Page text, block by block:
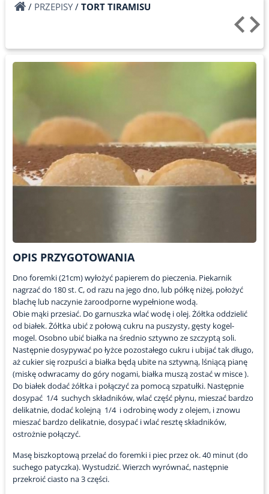
/ PRZEPISY/ TORT TIRAMISU
OPIS PRZYGOTOWANIA
Dno foremki (21cm) wyłożyć papierem do pieczenia. Piekarnik
nagrzać do 180 st. C, od razu na jego dno, lub półkę niżej, położyć
blachę lub naczynie żaroodporne wypełnione wodą.
Obie mąki przesiać. Do garnuszka wlać wodę i olej. Żółtka oddzielić
od białek. Żółtka ubić z połową cukru na puszysty, gęsty kogel-
mogel. Osobno ubić białka na średnio sztywno ze szczyptą soli.
Następnie dosypywać po łyżce pozostałego cukru i ubijać tak długo,
aż cukier się rozpuści a białka będą ubite na sztywną, lśniącą pianę
(miskę odwracamy do góry nogami, białka muszą zostać w misce ).
Do białek dodać żółtka i połączyć za pomocą szpatułki. Następnie
dosypać 1/4 suchych składników, wlać część płynu, mieszać bardzo
delikatnie, dodać kolejną 1/4 i odrobinę wody z olejem, i znowu
mieszać bardzo delikatnie, dosypać i wlać resztę składników,
ostrożnie połączyć.
Masę biszkoptową przelać do foremki i piec przez ok. 40 minut (do
suchego patyczka). Wystudzić. Wierzch wyrównać, następnie
przekroić ciasto na 3 części.